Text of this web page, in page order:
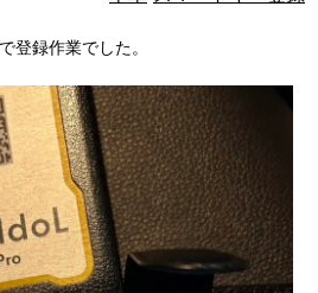
登録作業でした。